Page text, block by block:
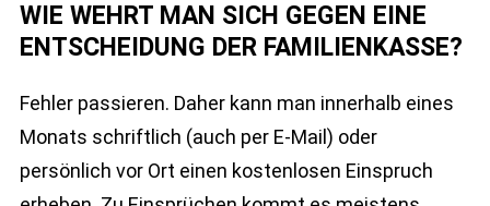
WIE WEHRT MAN SICH GEGEN EINE
ENTSCHEIDUNG DER FAMILIENKASSE?
Fehler passieren. Daher kann man innerhalb eines
Monats schriftlich (auch per E-Mail) oder
persönlich vor Ort einen kostenlosen Einspruch